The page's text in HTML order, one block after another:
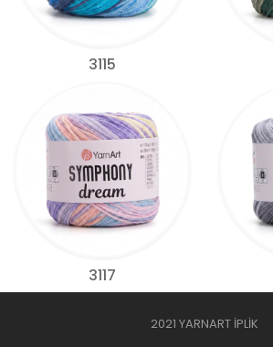
3115
3117
2021 YARNART İPLİK